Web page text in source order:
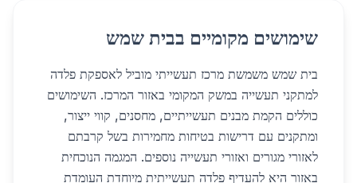
שימושים מקומיים בבית שמש
בית שמש משמשת מרכז תעשייתי מוביל לאספקת פלדה
למתקני תעשייה במשק המקומי באזור המרכז. השימושים
כוללים הקמת מבנים תעשייתיים, מחסנים, קווי ייצור,
ומתקנים עם דרישות בטיחות מחמירות בשל קרבתם
לאזורי מגורים ואזורי תעשייה נוספים. המגמה הנוכחית
באזור היא להעדיף פלדה תעשייתית מיוחדת העומדת